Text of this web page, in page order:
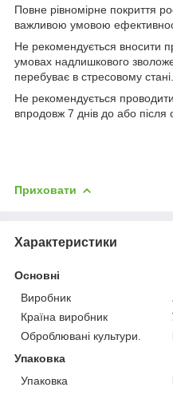
Повне рівномірне покриття
важливою умовою
Не рекомендується вносити
умовах надлишкового
перебуває в стресовому стані.
Не рекомендується
впродовж 7 днів до або після
Приховати
Характеристики
Основні
Виробник
Країна виробник
Оброблювані культури.
Упаковка
Упаковка